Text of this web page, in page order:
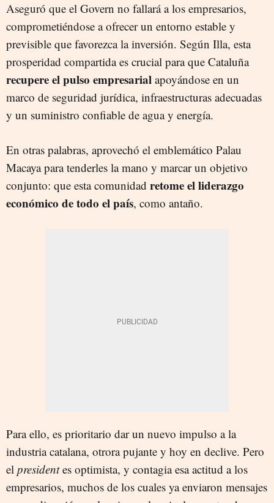
Aseguró que el Govern no fallará a los empresarios,
comprometiéndose a ofrecer un entorno estable y
previsible que favorezca la inversión. Según Illa, esta
prosperidad compartida es crucial para que Cataluña
recupere el pulso empresarial apoyándose en un
marco de seguridad jurídica, infraestructuras adecuadas
y un suministro confiable de agua y energía.
En otras palabras, aprovechó el emblemático Palau
Macaya para tenderles la mano y marcar un objetivo
conjunto: que esta comunidad retome el liderazgo
económico de todo el país, como antaño.
Para ello, es prioritario dar un nuevo impulso a la
industria catalana, otrora pujante y hoy en declive. Pero
el presidentes optimista, y contagia esa actitud a los
empresarios, muchos de los cuales ya enviaron mensajes